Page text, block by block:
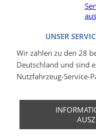
UNSER
Wir zählen zu den 28
Deutschland und sind
Nutzfahrzeug-Service-